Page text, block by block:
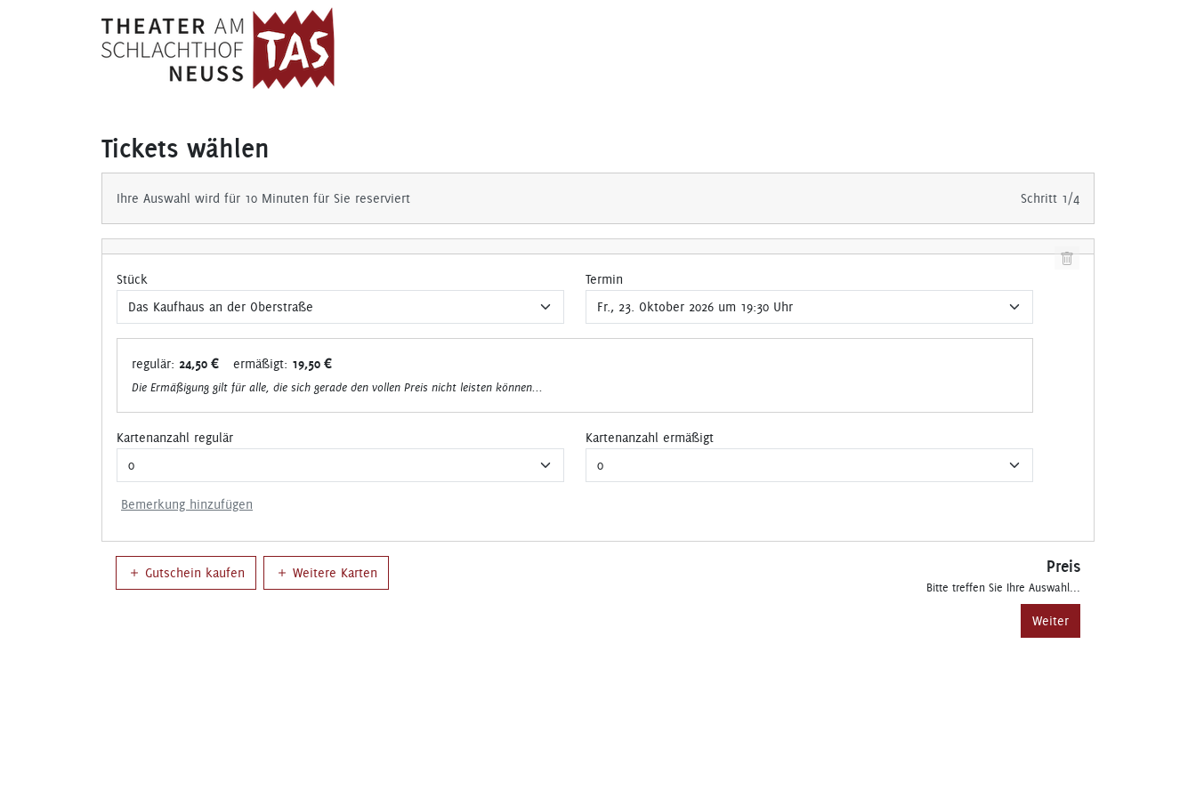
Tickets wählen
Ihre Auswahl wird für 10 Minuten für Sie reserviert Schritt 1/4
Stück Termin
regulär: 24,50 € ermäßigt: 19,50 €
Die Ermäßigung gilt für alle, die sich gerade den vollen Preis nicht leisten können...
Kartenanzahl regulär Kartenanzahl ermäßigt
Bemerkung hinzufügen
Gutschein kaufen Weitere Karten Preis
Bitte treffen Sie Ihre Auswahl...
Weiter